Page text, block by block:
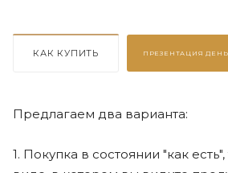
КАК КУПИТЬ ПРЕЗЕНТАЦИЯ ДЕНЬ
Предлагаем два варианта:
1. Покупка в состоянии "как